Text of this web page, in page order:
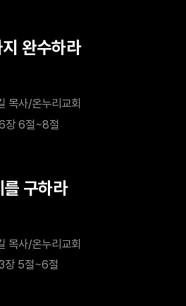
완수하라
목사/온누리교회
장 6절~8절
구하라
목사/온누리교회
장 5절~6절